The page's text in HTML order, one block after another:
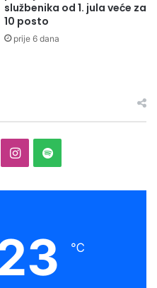
službenika od 1. jula veće za
10 posto
prije 6 dana
Instagram
Spotify
℃